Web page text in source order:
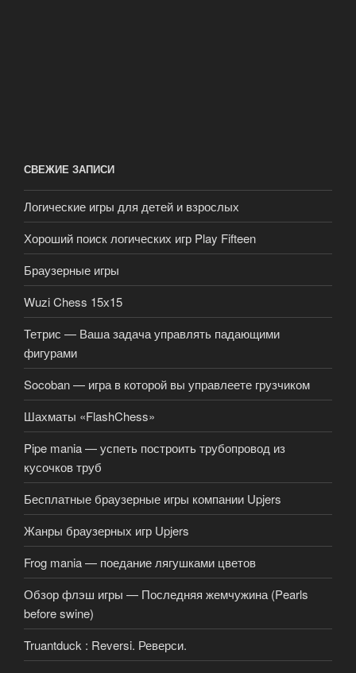
СВЕЖИЕ ЗАПИСИ
Логические игры для детей и взрослых
Хороший поиск логических игр Play Fifteen
Браузерные игры
Wuzi Chess 15х15
Тетрис — Ваша задача управлять падающими
фигурами
Socoban — игра в которой вы управлеете грузчиком
Шахматы «FlashChess»
Pipe mania — успеть построить трубопровод из
кусочков труб
Бесплатные браузерные игры компании Upjers
Жанры браузерных игр Upjers
Frog mania — поедание лягушками цветов
Обзор флэш игры — Последняя жемчужина (Pearls
before swine)
Truantduck : Reversi. Реверси.